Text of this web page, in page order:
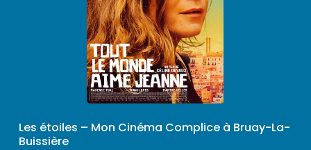
Les étoiles – Mon Cinéma Complice à Bruay-La-
Buissière